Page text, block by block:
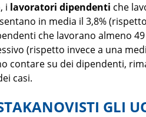
i lavoratori dipendenti che
in media il 3,8% (rispetto
che lavorano almeno
(rispetto invece a una
contare su dei dipendenti,
casi.
GLI